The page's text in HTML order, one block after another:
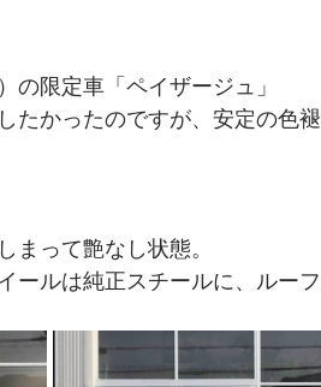
の限定車「ペイザージュ」
たかったのですが、安定の色
まって艶なし状態。
ールは純正スチールに、ルー